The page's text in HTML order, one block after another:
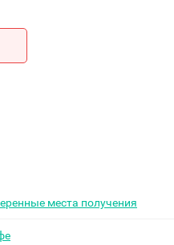
места получения